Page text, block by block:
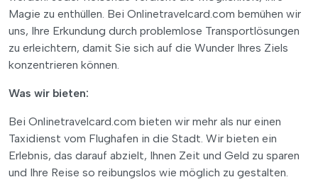
Magie zu enthüllen. Bei Onlinetravelcard.com bemühen wir
uns, Ihre Erkundung durch problemlose Transportlösungen
zu erleichtern, damit Sie sich auf die Wunder Ihres Ziels
konzentrieren können.
Was wir bieten:
Bei Onlinetravelcard.com bieten wir mehr als nur einen
Taxidienst vom Flughafen in die Stadt. Wir bieten ein
Erlebnis, das darauf abzielt, Ihnen Zeit und Geld zu sparen
und Ihre Reise so reibungslos wie möglich zu gestalten.